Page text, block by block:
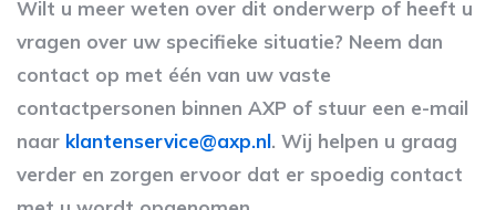
Wilt u meer weten over dit onderwerp of heeft u
vragen over uw specifieke situatie? Neem dan
contact op met één van uw vaste
contactpersonen binnen AXP of stuur een e-mail
naar klantenservice@axp.nl. Wij helpen u graag
verder en zorgen ervoor dat er spoedig contact